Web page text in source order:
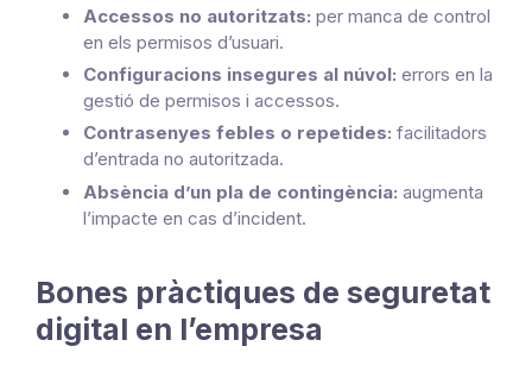
Accessos no autoritzats: per manca de control
en els permisos d’usuari.
Configuracions insegures al núvol: errors en la
gestió de permisos i accessos.
Contrasenyes febles o repetides: facilitadors
d’entrada no autoritzada.
Absència d’un pla de contingència: augmenta
l’impacte en cas d’incident.
Bones pràctiques de seguretat
digital en l’empresa